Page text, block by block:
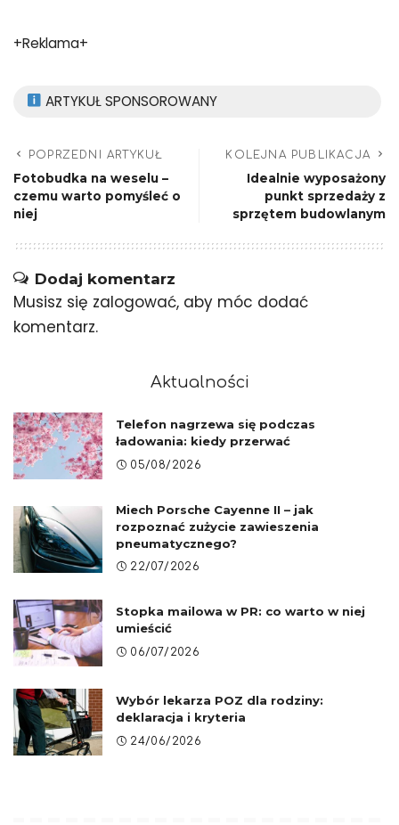
+Reklama+
ARTYKUŁ SPONSOROWANY
POPRZEDNI ARTYKUŁ
Fotobudka na weselu –
czemu warto pomyśleć o
niej
KOLEJNA PUBLIKACJA
Idealnie wyposażony
punkt sprzedaży z
sprzętem budowlanym
Dodaj komentarz
Musisz się zalogować, aby móc dodać
komentarz.
Aktualności
Telefon nagrzewa się podczas
ładowania: kiedy przerwać
05/08/2026
Miech Porsche Cayenne II – jak
rozpoznać zużycie zawieszenia
pneumatycznego?
22/07/2026
Stopka mailowa w PR: co warto w niej
umieścić
06/07/2026
Wybór lekarza POZ dla rodziny:
deklaracja i kryteria
24/06/2026